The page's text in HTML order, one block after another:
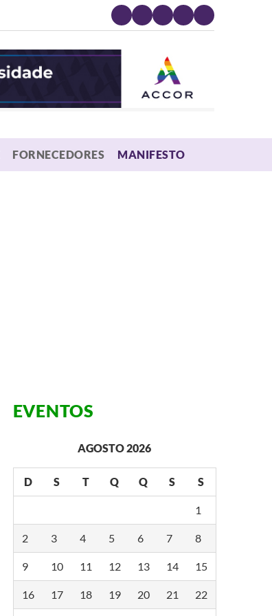
FORNECEDORES MANIFESTO
EVENTOS
AGOSTO 2026
D S T Q Q S S
1
2 3 4 5 6 7 8
9 10 11 12 13 14 15
16 17 18 19 20 21 22